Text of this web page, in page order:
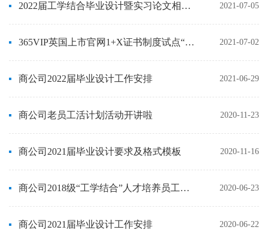
2021-07-05
2022届工学结合毕业设计暨实习论文相关文件
2021-07-02
365VIP英国上市官网1+X证书制度试点“物流管理”省级团队培训服务项目公示
2021-06-29
商公司2022届毕业设计工作安排
2020-11-23
商公司老员工活计划活动开讲啦
2020-11-16
商公司2021届毕业设计要求及格式模板
2020-06-23
商公司2018级“工学结合”人才培养员工校外实习实施方案
2020-06-22
商公司2021届毕业设计工作安排